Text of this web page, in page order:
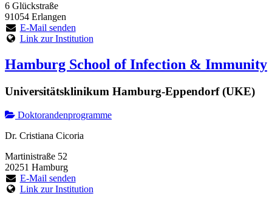
6 Glückstraße
91054 Erlangen
E-Mail senden
Link zur Institution
Hamburg School of Infection & Immunity
Universitätsklinikum Hamburg-Eppendorf (UKE)
Doktorandenprogramme
Dr. Cristiana Cicoria
Martinistraße 52
20251 Hamburg
E-Mail senden
Link zur Institution